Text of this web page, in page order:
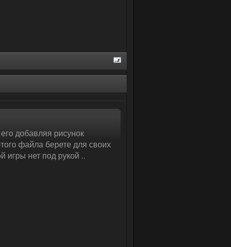
добавляя рисунок
файла берете для своих
игры нет под рукой ..